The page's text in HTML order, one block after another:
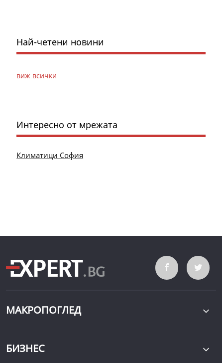
Най-четени новини
виж всички
Интересно от мрежата
Климатици София
МАКРОПОГЛЕД
БИЗНЕС